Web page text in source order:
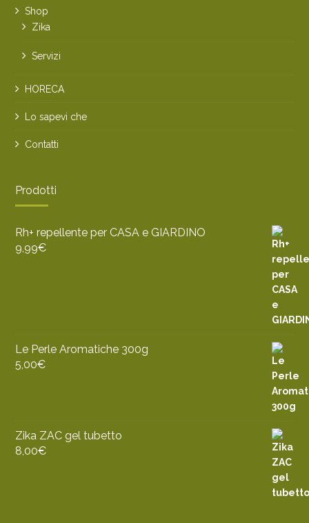
Shop
Zika
Servizi
HORECA
Lo sapevi che
Contatti
Prodotti
Rh+ repellente per CASA e GIARDINO
9,99€
Le Perle Aromatiche 300g
5,00€
Zika ZAC gel tubetto
8,00€